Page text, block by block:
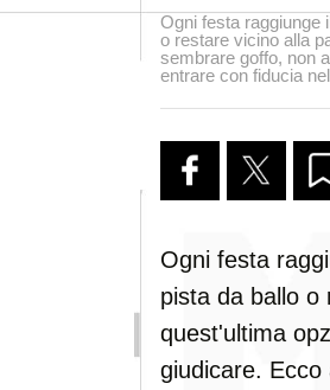
Ogni festa raggiunge
o restare vicino alla
sembrare goffo, non
entrare con fiducia
Ogni festa
pista da ballo o
quest'ultima
giudicare.